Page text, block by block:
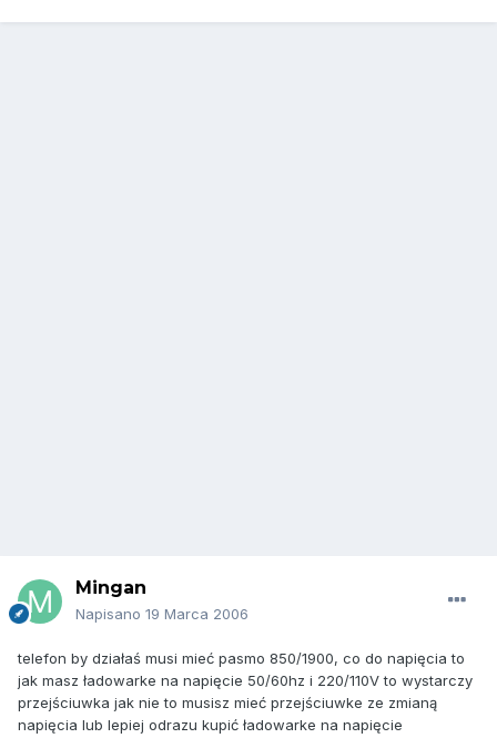
Mingan
Napisano 19 Marca 2006
telefon by działaś musi mieć pasmo 850/1900, co do napięcia to
jak masz ładowarke na napięcie 50/60hz i 220/110V to wystarczy
przejściuwka jak nie to musisz mieć przejściuwke ze zmianą
napięcia lub lepiej odrazu kupić ładowarke na napięcie